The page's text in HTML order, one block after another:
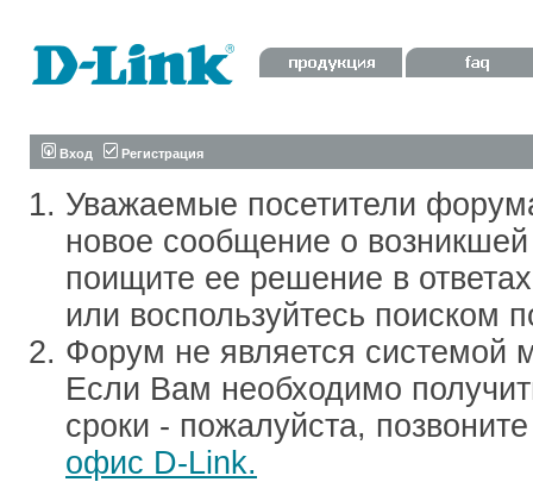
Вход Регистрация
Уважаемые посетители
новое сообщение о
поищите ее решение в
или воспользуйтесь поиском
Форум не является системой
Если Вам необходимо
сроки - пожалуйста,
офис D-Link.